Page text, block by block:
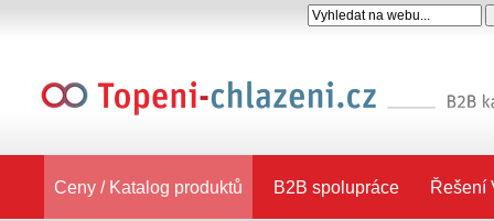
Ceny / Katalog produktů B2B spolupráce Řešení